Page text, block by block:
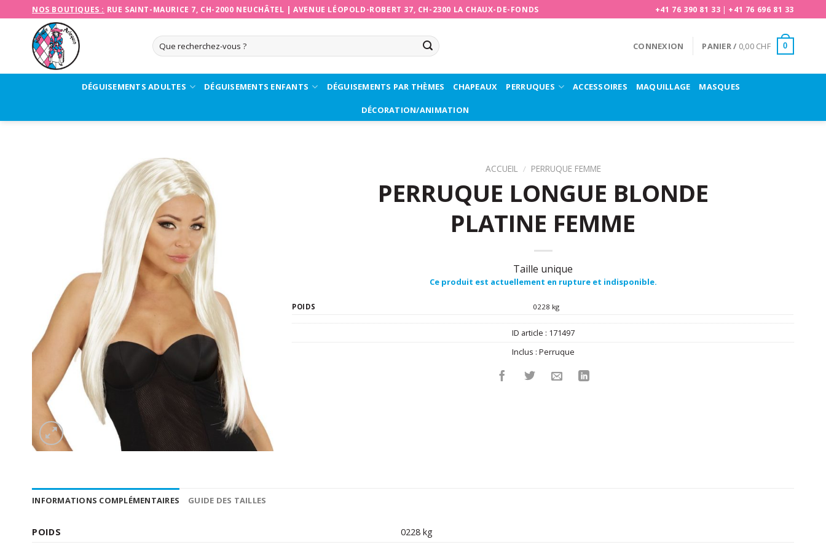
to
content
NOS BOUTIQUES : RUE SAINT-MAURICE 7, CH-2000 NEUCHÂTEL |AVENUE LÉOPOLD-ROBERT 37, CH-2300 LA CHAUX-DE-FONDS +41 76 390 81 33 | +41 76 696 81 33
Recherche
pour :
CONNEXION PANIER / 0,00 CHF 0
DÉGUISEMENTS ADULTES DÉGUISEMENTS ENFANTS DÉGUISEMENTS PAR THÈMES CHAPEAUX PERRUQUES ACCESSOIRES MAQUILLAGE MASQUES
DÉCORATION/ANIMATION
ACCUEIL / PERRUQUE FEMME
PERRUQUE LONGUE BLONDE
PLATINE FEMME
Taille unique
Ce produit est actuellement en rupture et indisponible.
POIDS 0228 kg
ID article : 171497
Inclus : Perruque
INFORMATIONS COMPLÉMENTAIRES GUIDE DES TAILLES
POIDS 0228 kg